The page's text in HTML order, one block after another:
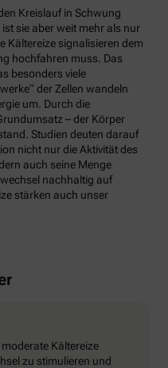
Kreislauf in Schwung
sie aber weit mehr als nur
Kältereize signalisieren dem
hochfahren muss. Das
besonders viele
der Zellen wandeln
um. Durch die
– der Körper
Studien deuten darauf
nicht nur die Aktivität des
auch seine Menge
nachhaltig auf
stärken auch unser
Kältereize
zu stimulieren und